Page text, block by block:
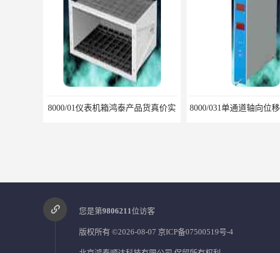
8000/01仪表机箱鸿泰产品货真价实
您是第9806211位访客
版权所有 ©2026-08-07 京ICP备07500519号-4